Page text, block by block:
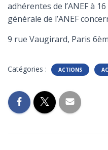
adhérentes de l’ANEF à
générale de l’ANEF
9 rue Vaugirard, Paris
Catégories : ACTIONS